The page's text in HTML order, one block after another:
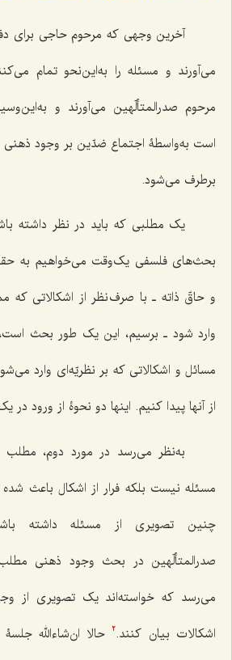
آخرین وجهی که مرحوم حاجی برای
می‌آورند و مسئله را به‌این‌نحو تمام
مرحوم صدرالمتألّهین می‌آورند و
است به‌واسطۀ اجتماع ضدّین بر وجود
برطرف می‌شود.
یک مطلبی که باید در نظر داشته
بحث‌های فلسفی یک‌وقت می‌خواهیم به
و حاقّ ذاته ـ با صرف نظر از اشکالاتی
وارد شود ـ برسیم، این یک طور بحث
مسائل و اشکالاتی که بر نظریّه‌ای وارد
از آنها پیدا کنیم. اینها دو نحوۀ از ورود
به‌نظر می‌رسد در مورد دوم،
مسئله نیست بلکه فرار از اشکال باعث
چنین تصویری از مسئله داشته
صدرالمتألّهین در بحث وجود ذهنی مطلب
می‌رسد که خواسته‌اند یک تصویری از
اشکالات بیان کنند.2
حالا ان‌شاءالله